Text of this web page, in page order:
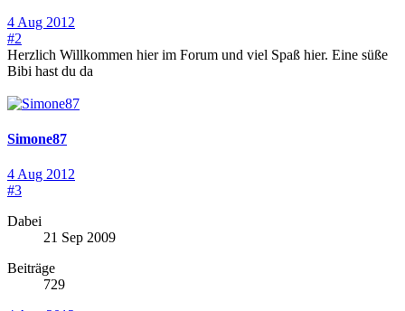
4 Aug 2012
#2
Herzlich Willkommen hier im Forum und viel Spaß hier. Eine süße
Bibi hast du da
Simone87
4 Aug 2012
#3
Dabei
21 Sep 2009
Beiträge
729